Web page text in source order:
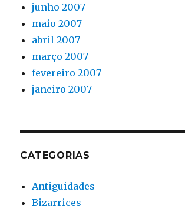
junho 2007
maio 2007
abril 2007
março 2007
fevereiro 2007
janeiro 2007
CATEGORIAS
Antiguidades
Bizarrices